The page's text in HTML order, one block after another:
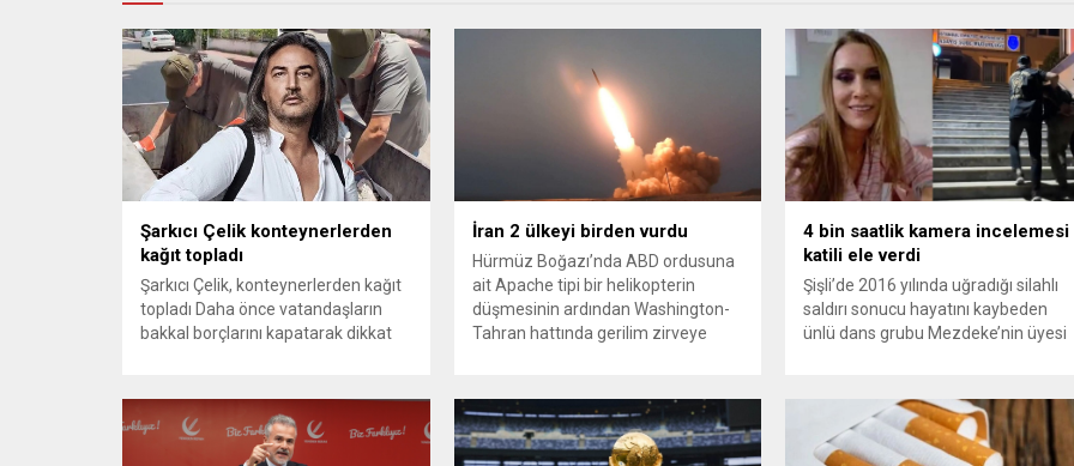
Şarkıcı Çelik konteynerlerden
kağıt topladı
Şarkıcı Çelik, konteynerlerden kağıt
topladı Daha önce vatandaşların
bakkal borçlarını kapatarak dikkat
Çelik, Samsun’un İlkadım ilçesinde
çöpten kağıt toplayarak geçimini
sağlayan Serpil Hanım’a destek
İran 2 ülkeyi birden vurdu
Hürmüz Boğazı’nda ABD ordusuna
ait Apache tipi bir helikopterin
düşmesinin ardından Washington-
Tahran hattında gerilim zirveye
savunma sistemleri ve radarları
vurmasına, İran Devrim Muhafızları
Bahreyn ve Ürdün’deki Amerikan
4 bin saatlik kamera incelemesi
katili ele verdi
Şişli’de 2016 yılında uğradığı silahlı
saldırı sonucu hayatını kaybeden
ünlü dans grubu Mezdeke’nin üyesi
kamerası görüntüsünü ve bin 700
Akbil kaydını inceleyen Cinayet Büro
ekipleri, cinayeti işlediğini itiraf eden